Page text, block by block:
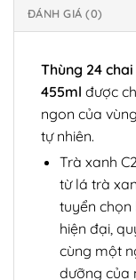
ĐÁNH GIÁ (0)
Thùng 24
455ml được
ngon của
tự nhiên.
Trà xanh
từ lá trà
tuyển chọn
hiện đại,
cùng một
dưỡng của